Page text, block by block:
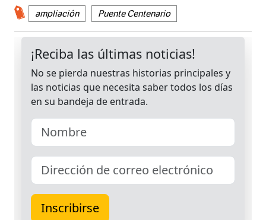
ampliación Puente Centenario